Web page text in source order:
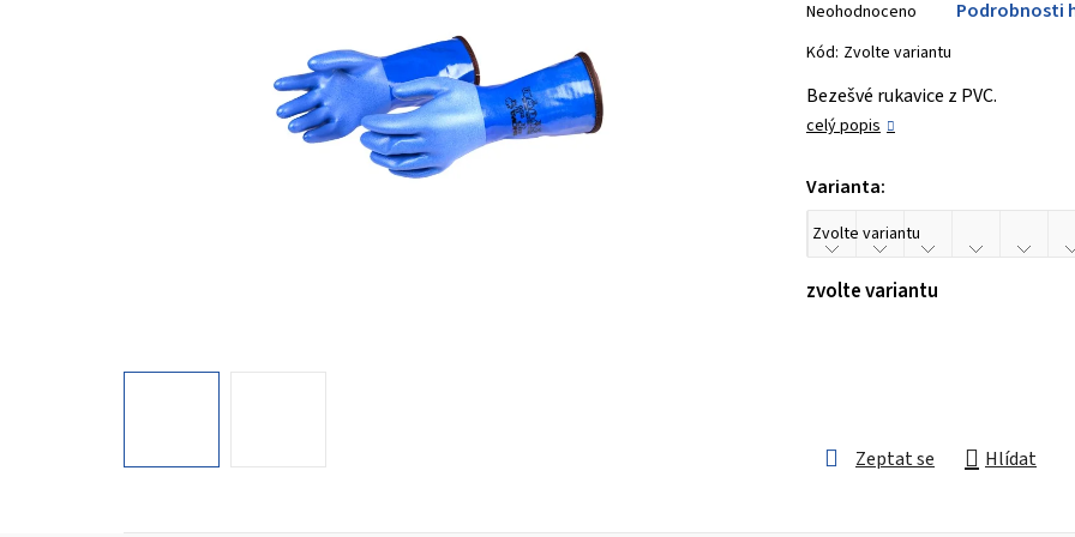
hodnocení
produktu
0,0
z 5
Neohodnoceno Podrobnosti
Kód: Zvolte variantu
Bezešvé rukavice z PVC.
celý popis
Varianta:
zvolte variantu
Zeptat se Hlídat